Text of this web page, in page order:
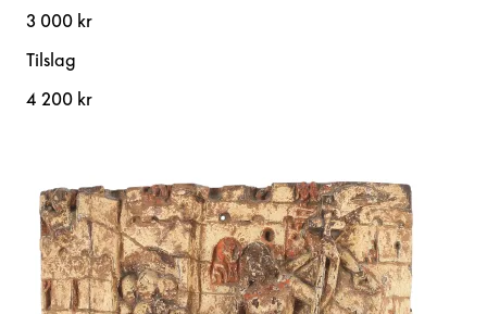
3 000 kr
Tilslag
4 200 kr